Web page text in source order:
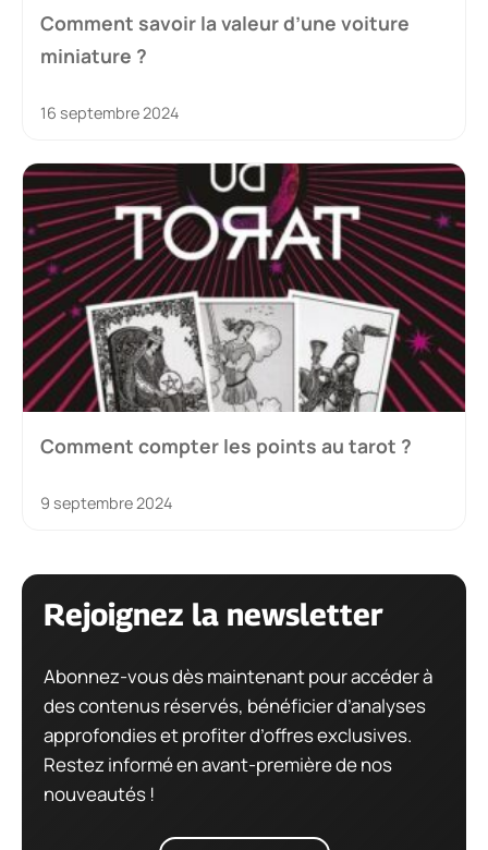
Comment savoir la valeur d’une voiture
miniature ?
16 septembre 2024
Comment compter les points au tarot ?
9 septembre 2024
Rejoignez la newsletter
Abonnez-vous dès maintenant pour accéder à
des contenus réservés, bénéficier d’analyses
approfondies et profiter d’offres exclusives.
Restez informé en avant-première de nos
nouveautés !